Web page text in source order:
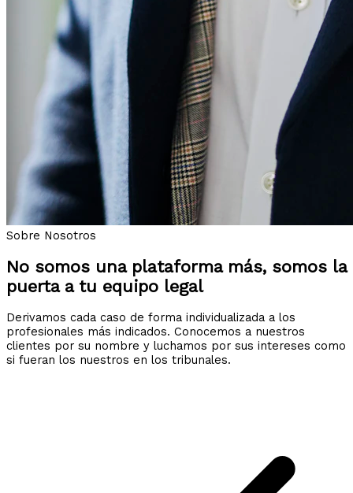
Sobre Nosotros
No somos una plataforma más, somos la
puerta a tu equipo legal
Derivamos cada caso de forma individualizada a los
profesionales más indicados. Conocemos a nuestros
clientes por su nombre y luchamos por sus intereses como
si fueran los nuestros en los tribunales.